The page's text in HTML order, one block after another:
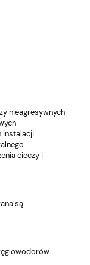
nieagresywnych
instalacji
cieczy i
są